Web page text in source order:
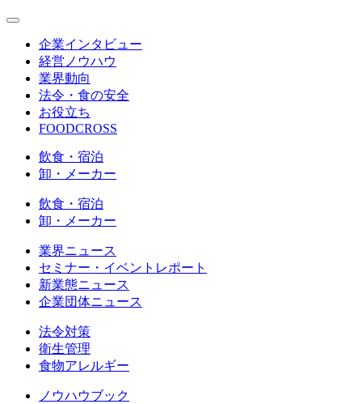
企業インタビュー
経営ノウハウ
業界動向
法令・食の安全
お役立ち
FOODCROSS
飲食・宿泊
卸・メーカー
飲食・宿泊
卸・メーカー
業界ニュース
セミナー・イベントレポート
新業態ニュース
企業団体ニュース
法令対策
衛生管理
食物アレルギー
ノウハウブック